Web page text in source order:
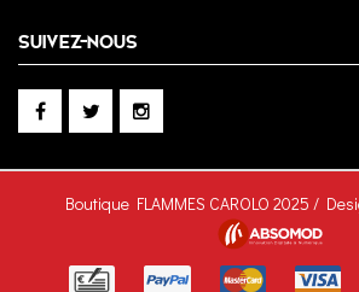
SUIVEZ-NOUS
Boutique FLAMMES CAROLO 2025 /